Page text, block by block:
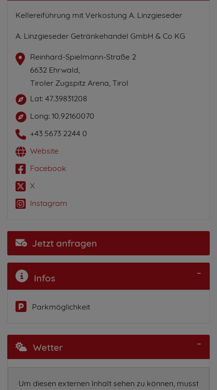
Kellereiführung mit Verkostung A. Linzgieseder
A. Linzgieseder Getränkehandel GmbH & Co KG
Reinhard-Spielmann-Straße 2
6632 Ehrwald,
Tiroler Zugspitz Arena, Tirol
Lat: 47.39831208
Long: 10.92160070
+43 5673 2244 0
Website
Facebook
X
Instagram
Jetzt anfragen
Infos
Parkmöglichkeit
Wetter
Um diesen externen Inhalt sehen zu können, musst